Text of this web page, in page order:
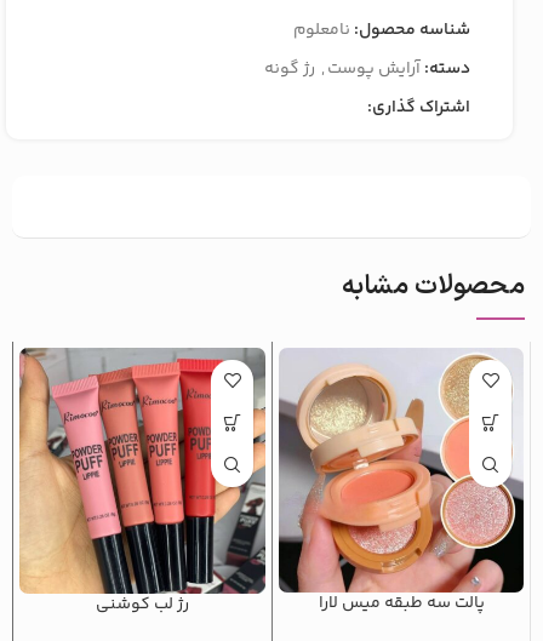
شناسه محصول: نامعلوم
دسته:آرایش پوست, رژ گونه
اشتراک گذاری:
محصولات مشابه
پالت سه طبقه میس لارا رژ لب کوشنی